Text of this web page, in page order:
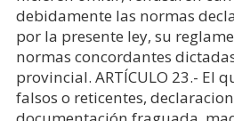
debidamente las normas
por la presente ley, su
normas concordantes
provincial. ARTÍCULO 23.- El
falsos o reticentes,